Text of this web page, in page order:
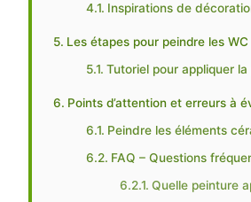
Inspirations de
Les étapes pour peindre les
Tutoriel pour appliquer
Points d’attention et erreurs à
Peindre les éléments
FAQ – Questions
Quelle peinture